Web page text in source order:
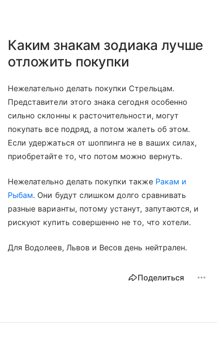
Каким знакам зодиака лучше
отложить покупки
Нежелательно делать покупки Стрельцам.
Представители этого знака сегодня особенно
сильно склонны к расточительности, могут
покупать все подряд, а потом жалеть об этом.
Если удержаться от шоппинга не в ваших силах,
приобретайте то, что потом можно вернуть.
Нежелательно делать покупки также Ракам и
Рыбам. Они будут слишком долго сравнивать
разные варианты, потому устанут, запутаются, и
рискуют купить совершенно не то, что хотели.
Для Водолеев, Львов и Весов день нейтрален.
Поделиться